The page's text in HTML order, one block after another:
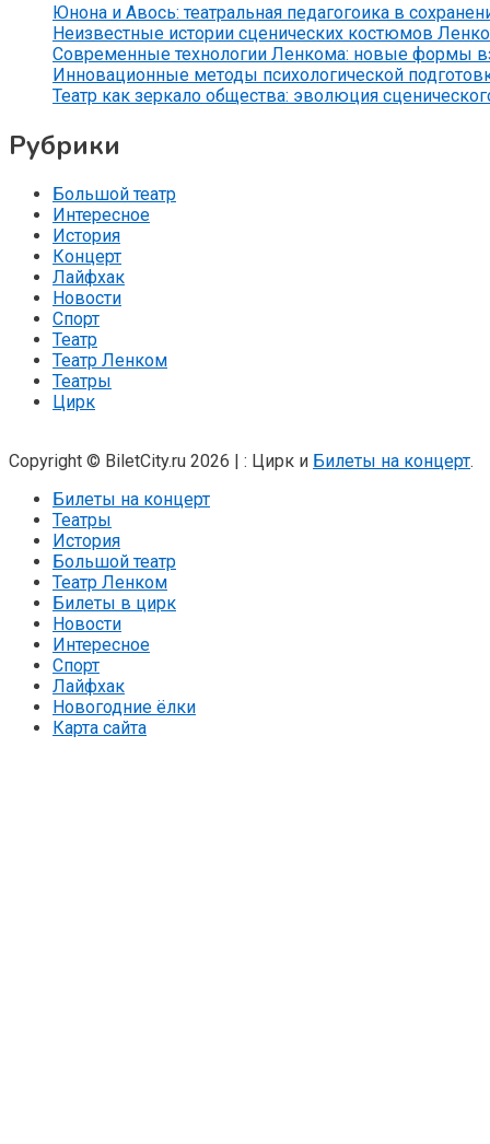
Юнона и Авось: театральная педагогоика в
Неизвестные истории сценических костюмов
Современные технологии Ленкома: новые формы
Инновационные методы психологической
Театр как зеркало общества: эволюция
Рубрики
Большой театр
Интересное
История
Концерт
Лайфхак
Новости
Спорт
Театр
Театр Ленком
Театры
Цирк
Copyright © BiletCity.ru 2026 : Цирк и Билеты на концерт.
Билеты на концерт
Театры
История
Большой театр
Театр Ленком
Билеты в цирк
Новости
Интересное
Спорт
Лайфхак
Новогодние ёлки
Карта сайта